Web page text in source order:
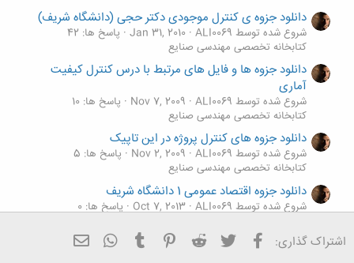
دانلود جزوه ی کنترل موجودی دکتر حجی (دانشگاه شریف)
شروع شده توسط ALI0069 Jan 31, 2010 پاسخ ها: 42
کتابخانه تخصصی مهندسی صنایع
دانلود جزوه ها و فایل های مرتبط با درس کنترل کیفیت
آماری
شروع شده توسط ALI0069 Nov 7, 2009
پاسخ ها: 10
کتابخانه تخصصی مهندسی صنایع
دانلود جزوه های کنترل پروژه در این تاپیک
شروع شده توسط ALI0069 Nov 2, 2009
پاسخ ها: 5
کتابخانه تخصصی مهندسی صنایع
دانلود جزوه اقتصاد عمومی 1 دانشگاه شریف
شروع شده توسط ALI0069 Oct 7, 2013
پاسخ ها: 0
دانلود جزوه زبان تخصصی مهندسی صنایعاشتراک گذاری: فیسبوک تویتر Reddit
Pinterest
Tumblr
WhatsApp